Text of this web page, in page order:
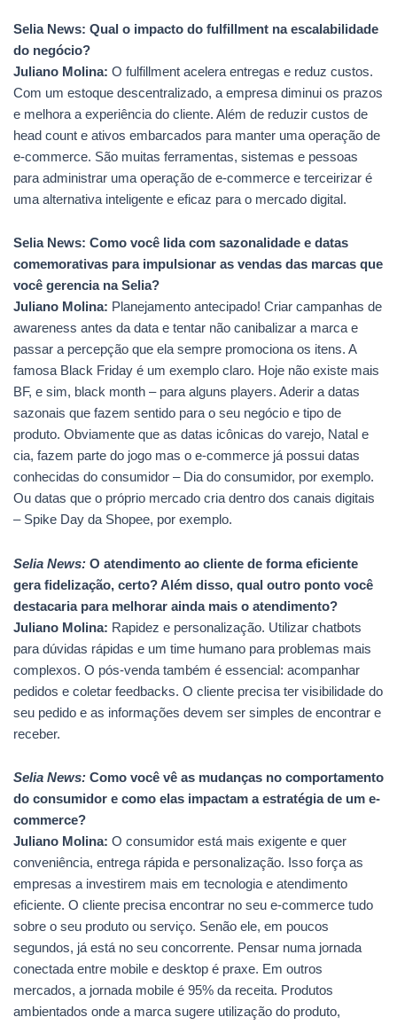
Selia News: Qual o impacto do fulfillment na escalabilidade
do negócio?
Juliano Molina: O fulfillment acelera entregas e reduz custos.
Com um estoque descentralizado, a empresa diminui os prazos
e melhora a experiência do cliente. Além de reduzir custos de
head count e ativos embarcados para manter uma operação de
e-commerce. São muitas ferramentas, sistemas e pessoas
para administrar uma operação de e-commerce e terceirizar é
uma alternativa inteligente e eficaz para o mercado digital.
Selia News: Como você lida com sazonalidade e datas
comemorativas para impulsionar as vendas das marcas que
você gerencia na Selia?
Juliano Molina: Planejamento antecipado! Criar campanhas de
awareness antes da data e tentar não canibalizar a marca e
passar a percepção que ela sempre promociona os itens. A
famosa Black Friday é um exemplo claro. Hoje não existe mais
BF, e sim, black month – para alguns players. Aderir a datas
sazonais que fazem sentido para o seu negócio e tipo de
produto. Obviamente que as datas icônicas do varejo, Natal e
cia, fazem parte do jogo mas o e-commerce já possui datas
conhecidas do consumidor – Dia do consumidor, por exemplo.
Ou datas que o próprio mercado cria dentro dos canais digitais
– Spike Day da Shopee, por exemplo.
Selia News: O atendimento ao cliente de forma eficiente
gera fidelização, certo? Além disso, qual outro ponto você
destacaria para melhorar ainda mais o atendimento?
Juliano Molina: Rapidez e personalização. Utilizar chatbots
para dúvidas rápidas e um time humano para problemas mais
complexos. O pós-venda também é essencial: acompanhar
pedidos e coletar feedbacks. O cliente precisa ter visibilidade do
seu pedido e as informações devem ser simples de encontrar e
receber.
Selia News: Como você vê as mudanças no comportamento
do consumidor e como elas impactam a estratégia de um e-
commerce?
Juliano Molina: O consumidor está mais exigente e quer
conveniência, entrega rápida e personalização. Isso força as
empresas a investirem mais em tecnologia e atendimento
eficiente. O cliente precisa encontrar no seu e-commerce tudo
sobre o seu produto ou serviço. Senão ele, em poucos
segundos, já está no seu concorrente. Pensar numa jornada
conectada entre mobile e desktop é praxe. Em outros
mercados, a jornada mobile é 95% da receita. Produtos
ambientados onde a marca sugere utilização do produto,